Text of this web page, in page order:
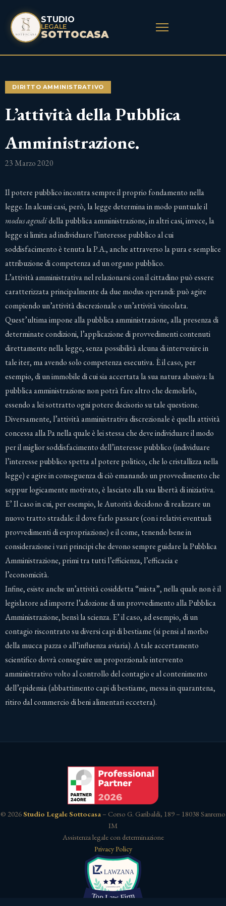
STUDIO
LEGALE
SOTTOCASA
DIRITTO AMMINISTRATIVO
L’attività della Pubblica
Amministrazione.
23 Marzo 2020
Il potere pubblico incontra sempre il proprio fondamento nella
legge. In alcuni casi, però, la legge determina in modo puntuale il
modus agendidella pubblica amministrazione, in altri casi, invece, la
legge si limita ad individuare l’interesse pubblico al cui
soddisfacimento è tenuta la P.A., anche attraverso la pura e semplice
attribuzione di competenza ad un organo pubblico.
L’attività amministrativa nel relazionarsi con il cittadino può essere
caratterizzata principalmente da due modus operandi: può agire
compiendo un’attività discrezionale o un’attività vincolata.
Quest’ultima impone alla pubblica amministrazione, alla presenza di
determinate condizioni, l’applicazione di provvedimenti contenuti
direttamente nella legge, senza possibilità alcuna di intervenire in
tale iter, ma avendo solo competenza esecutiva. È il caso, per
esempio, di un immobile di cui sia accertata la sua natura abusiva: la
pubblica amministrazione non potrà fare altro che demolirlo,
essendo a lei sottratto ogni potere decisorio su tale questione.
Diversamente, l’attività amministrativa discrezionale è quella attività
concessa alla Pa nella quale è lei stessa che deve individuare il modo
per il miglior soddisfacimento dell’interesse pubblico (individuare
l’interesse pubblico spetta al potere politico, che lo cristallizza nella
legge) e agire in conseguenza di ciò emanando un provvedimento che
seppur logicamente motivato, è lasciato alla sua libertà di iniziativa.
E’ Il caso in cui, per esempio, le Autorità decidono di realizzare un
nuovo tratto stradale: il dove farlo passare (con i relativi eventuali
provvedimenti di espropriazione) e il come, tenendo bene in
considerazione i vari principi che devono sempre guidare la Pubblica
Amministrazione, primi tra tutti l’efficienza, l’efficacia e
l’economicità.
Infine, esiste anche un’attività cosiddetta “mista”, nella quale non è il
legislatore ad imporre l’adozione di un provvedimento alla Pubblica
Amministrazione, bensì la scienza. E’ il caso, ad esempio, di un
contagio riscontrato su diversi capi di bestiame (si pensi al morbo
della mucca pazza o all’influenza aviaria). A tale accertamento
scientifico dovrà conseguire un proporzionale intervento
amministrativo volto al controllo del contagio e al contenimento
dell’epidemia (abbattimento capi di bestiame, messa in quarantena,
ritiro dal commercio di beni alimentari eccetera).
© 2026Studio Legale Sottocasa – Corso G. Garibaldi, 189 – 18038 Sanremo
IM
Assistenza legale con determinazione
Privacy Policy